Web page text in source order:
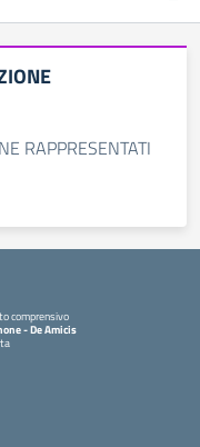
RAPPRESENTATI
comprensivo
- De Amicis